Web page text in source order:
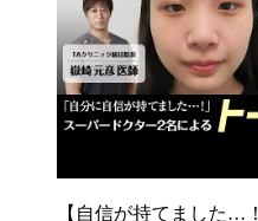
【自信が持てました…